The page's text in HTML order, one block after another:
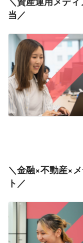
当／
＼金融×不動産×
ト／